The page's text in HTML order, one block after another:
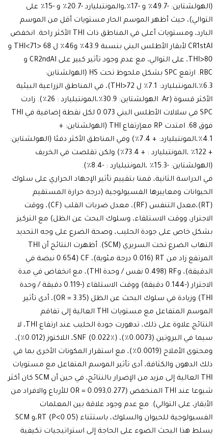
(الهولشتاين: -49.7٪ و -17٪،والمونتبليارد -20.7٪ و -15٪ على
حيث أظهر الموسم الحار مستويات أقل من الموسم
البارد، ومستويات أعلى في المناطق ذات THI الأكثر راحة. انخفض
CR1stAI لأبقار الأطلس البني بنسبة 43.9٪ و46٪ ل 68 <THI<71 و
THI>80، على التوالي، مع عدم وجود تأثير كبير على CR2ndAI و
RBC. ارتفع SPC بشكل ملحوظ تحت HS (الهولشتاين:
6.3٪،المونتبليارد: 7.1٪ ل THI>72)، في المناطق الزراعية البيئية
الأكثر قسوة (Ar: الهولشتاين: 30.9٪،المونتبليارد : 26٪). زادت
SPC في سلالات الأطلس البني 0.073 لكل نقطة إضافية في THI
فوق 68. امتدت RP معإرتفاع THI (الهولشتاين: +
4.1٪،المونتبليارد: + 7.4٪) وفي المناطق الأكثر دفئا (الهولشتاين:
+ 122٪ ،المونتبليارد : + 73.4٪) ولكن تقلصت في الخريف
،المونتبليارد : -8.4٪).
الثانية، قمنا بتقييم تأثير الإجهاد الحراري على سلوك
ومعاييرها الفسيولوجية (درجة حرارة المستقيم
(RT)،معدل التنفس (RF)، معدل ضربات القلب (CF)، ووقت
ووقت الاستلقاء، وسلوك البحث عن الظل) مع التركيز
خاص على جودة الحليب، وصحة الضرع على وجه التحديد
التهاب الضرع تحت السريري (SCM). أظهرت النتائج أن THI
المرتفع زاد من RT (0.016 درجة مئوية)، CF (0.654 نبضة في
الدقيقة)، وRF (0.498 نفس / وحدة THI)، مع انخفاض في مدة
الاجترار (-0.144 دقيقة) ووقت الاستلقاء (-0.119 دقيقة / وحدة
THI) وزيادة في سلوك البحث عن الظل (OR = 3.35)، أدى تأثير
الموسم المتفاعل مع مستويات THI العالية إلى تفاقم
النتائج.علاوة على ذلك، تدهورت جودة الحليب عند ارتفاع THI، لا
سيما في البروتين (0.0073٪)، SNF (0.022٪)، اللاكتوز (0.012٪)،
ومحتوى الأملاح (0.0019٪)، مع استقرار المكونات الأخرى بما في
والكثافة، أدى تأثير الموسم المتفاعل مع مستويات
THI العالية إلى مزيد من الإضرار بالنتائج، في حين أن SCM كان أكثر
شيوعا عند THI المنخفض (OR = 0.093,0.277 للأرباع والافراد من
على التوالي). مع عدم وجود علاقة بين المعلمات
الفسيولوجية للحيوان والسلوك، باستثناء RT (P<0.05)،و SCM.
هذا البحث الضوء على الحاجة إلى استراتيجيات تكيفية